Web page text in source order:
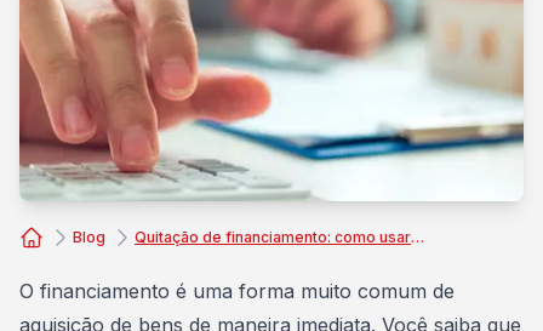
Blog Quitação de financiamento: como usar a carta de crédito?
O financiamento é uma forma muito comum de
aquisição de bens de maneira imediata. Você saiba que